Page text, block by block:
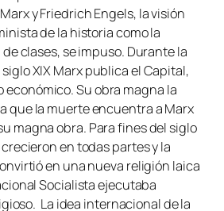
y Friedrich Engels, la visión
de la historia como la
clases, se impuso. Durante la
XIX Marx publica el Capital,
económico. Su obra magna la
que la muerte encuentra a Marx
magna obra. Para fines del siglo
en todas partes y la
en una nueva religión laica
Socialista ejecutaba
La idea internacional de la